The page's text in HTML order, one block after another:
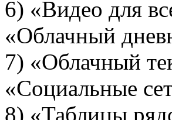
6)
«Облачный
7)
«Социальные
8) «Таблицы